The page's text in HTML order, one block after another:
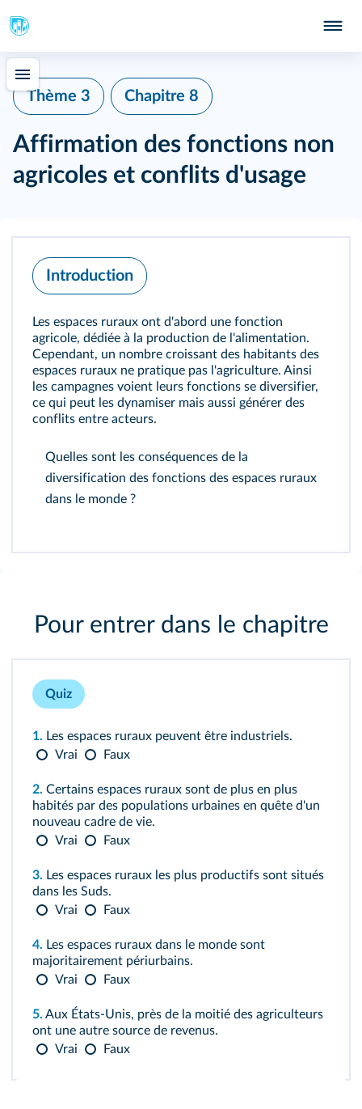
Thème 3 Chapitre 8
Affirmation des fonctions non
agricoles et conflits d'usage
Introduction
Les espaces ruraux ont d'abord une fonction
agricole, dédiée à la production de l'alimentation.
Cependant, un nombre croissant des habitants des
espaces ruraux ne pratique pas l'agriculture. Ainsi
les campagnes voient leurs fonctions se diversifier,
ce qui peut les dynamiser mais aussi générer des
conflits entre acteurs.
Quelles sont les conséquences de la
diversification des fonctions des espaces ruraux
dans le monde ?
Pour entrer dans le chapitre
Quiz
1. Les espaces ruraux peuvent être industriels.
Vrai
Faux
2. Certains espaces ruraux sont de plus en plus
habités par des populations urbaines en quête d'un
nouveau cadre de vie.
Vrai
Faux
3. Les espaces ruraux les plus productifs sont situés
dans les Suds.
Vrai
Faux
4. Les espaces ruraux dans le monde sont
majoritairement périurbains.
Vrai
Faux
5. Aux États-Unis, près de la moitié des agriculteurs
ont une autre source de revenus.
Vrai
Faux